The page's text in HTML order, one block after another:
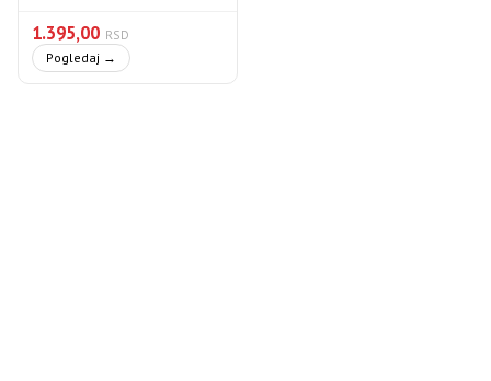
1.395,00 RSD
Pogledaj →